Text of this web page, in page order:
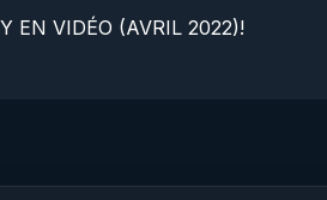
EN VIDÉO (AVRIL 2022)!